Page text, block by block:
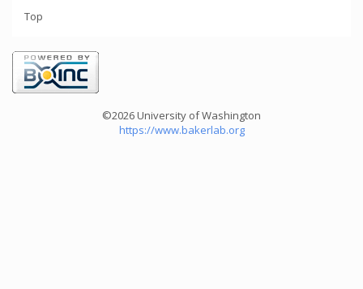
Top
©2026 University of Washington
https://www.bakerlab.org